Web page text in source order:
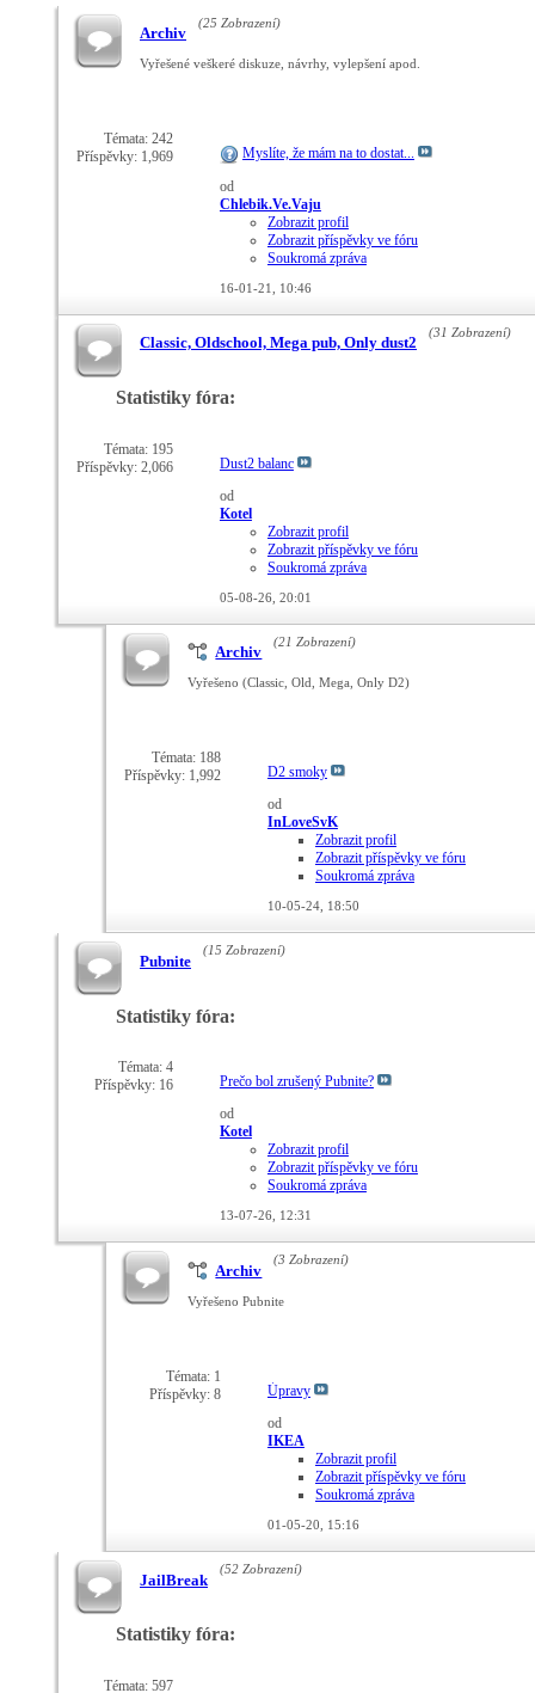
Archiv
(25 Zobrazení)
Vyřešené veškeré diskuze, návrhy, vylepšení apod.
Témata: 242
Příspěvky: 1,969
Myslíte, že mám na to dostat...
od
Chlebik.Ve.Vaju
Zobrazit profil
Zobrazit příspěvky ve fóru
Soukromá zpráva
16-01-21, 10:46
Classic, Oldschool, Mega pub, Only dust2
(31 Zobrazení)
Statistiky fóra:
Témata: 195
Příspěvky: 2,066
Dust2 balanc
od
Kotel
Zobrazit profil
Zobrazit příspěvky ve fóru
Soukromá zpráva
05-08-26, 20:01
Archiv
(21 Zobrazení)
Vyřešeno (Classic, Old, Mega, Only D2)
Témata: 188
Příspěvky: 1,992
D2 smoky
od
InLoveSvK
Zobrazit profil
Zobrazit příspěvky ve fóru
Soukromá zpráva
10-05-24, 18:50
Pubnite
(15 Zobrazení)
Statistiky fóra:
Témata: 4
Příspěvky: 16
Prečo bol zrušený Pubnite?
od
Kotel
Zobrazit profil
Zobrazit příspěvky ve fóru
Soukromá zpráva
13-07-26, 12:31
Archiv
(3 Zobrazení)
Vyřešeno Pubnite
Témata: 1
Příspěvky: 8
Úpravy
od
IKEA
Zobrazit profil
Zobrazit příspěvky ve fóru
Soukromá zpráva
01-05-20, 15:16
JailBreak
(52 Zobrazení)
Statistiky fóra:
Témata: 597